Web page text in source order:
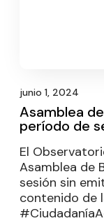
junio 1, 2024
Asamblea
período de
El
Asamblea de
sesión sin
contenido de